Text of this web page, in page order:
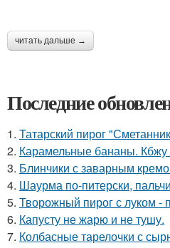
читать дальше →
Последние
1. Татарский пирог
2. Карамельные бананы.
3. Блинчики с заварным
4. Шаурма по-питерски,
5. Творожный пирог с луком -
6. Капусту не жарю и не тушу.
7. Колбасные тарелочки с